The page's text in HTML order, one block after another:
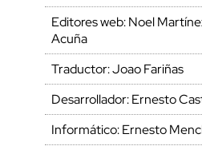
Editores web: Noel
Acuña
Traductor: Joao Fariñas
Desarrollador: Ernesto
Informático: Ernesto